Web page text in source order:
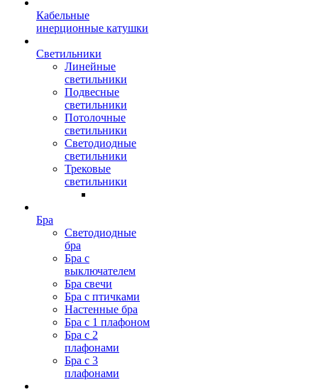
Кабельные
инерционные катушки
Светильники
Линейные
светильники
Подвесные
светильники
Потолочные
светильники
Светодиодные
светильники
Трековые
светильники
Бра
Светодиодные
бра
Бра с
выключателем
Бра свечи
Бра с птичками
Настенные бра
Бра с 1 плафоном
Бра с 2
плафонами
Бра с 3
плафонами